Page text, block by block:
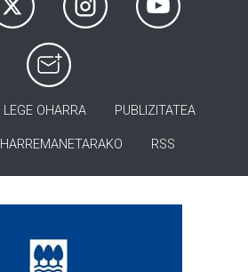
LEGE OHARRA PUBLIZITATEA
HARREMANETARAKO RSS